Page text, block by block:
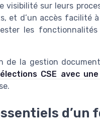
visibilité sur leurs
et d’un accès facilité
les fonctionnalités
de la gestion
CSE avec
d’un